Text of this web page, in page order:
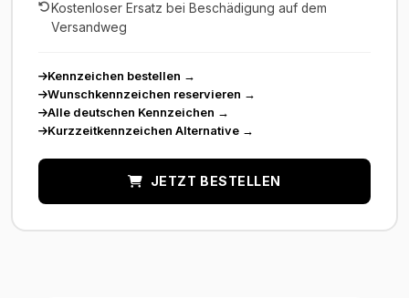
Kostenloser Ersatz bei Beschädigung auf dem
Versandweg
Kennzeichen bestellen →
Wunschkennzeichen reservieren →
Alle deutschen Kennzeichen →
Kurzzeitkennzeichen Alternative →
JETZT BESTELLEN